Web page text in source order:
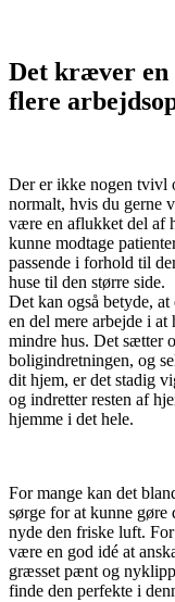
Det kræver
flere
Der er ikke nogen tvivl
normalt, hvis du gerne
være en aflukket del af
kunne modtage
passende i forhold til
huse til den større side.
Det kan også betyde,
en del mere arbejde i
mindre hus. Det sætter
boligindretningen, og
dit hjem, er det stadig
og indretter resten af
hjemme i det hele.
For mange kan det
sørge for at kunne gøre
nyde den friske luft.
være en god idé at
græsset pænt og
finde den perfekte i